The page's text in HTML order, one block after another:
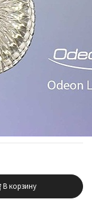
В корзину